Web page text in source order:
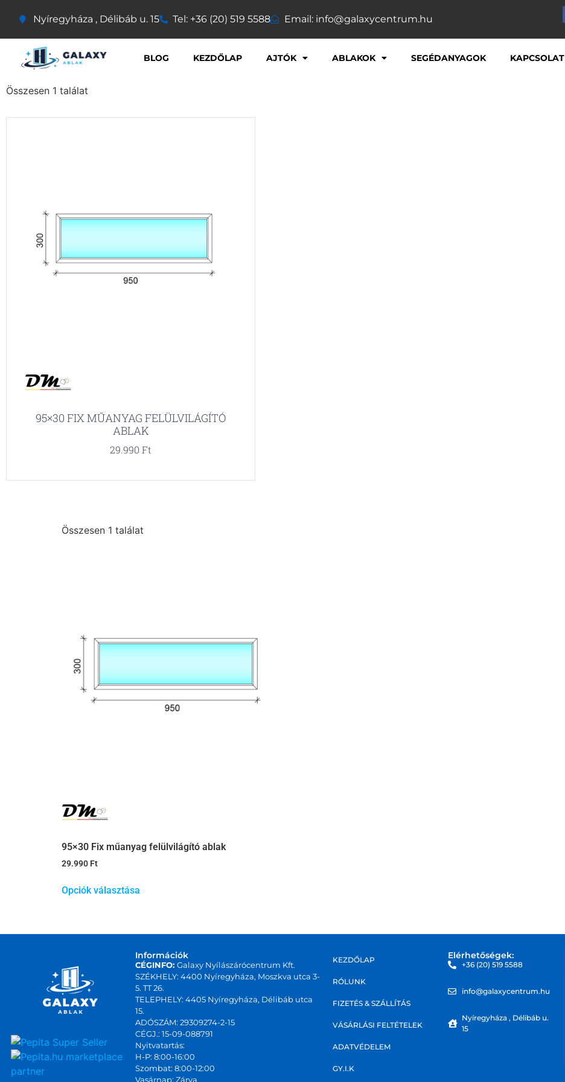
Nyíregyháza , Délibáb u. 15 Tel: +36 (20) 519 5588 Email: info@galaxycentrum.hu
BLOG KEZDŐLAP AJTÓK ABLAKOK SEGÉDANYAGOK KAPCSOLAT
Összesen 1 találat
95×30 FIX MŰANYAG FELÜLVILÁGÍTÓ
ABLAK
29.990Ft
Összesen 1 találat
95×30 Fix műanyag felülvilágító ablak
29.990 Ft
Opciók választása
marketplace
partner
Információk
CÉGINFO:Galaxy Nyílászárócentrum Kft.
SZÉKHELY: 4400 Nyíregyháza, Moszkva utca 3-
5. TT 26.
TELEPHELY: 4405 Nyíregyháza, Délibáb utca
15.
ADÓSZÁM: 29309274-2-15
CÉGJ.: 15-09-088791
Nyitvatartás:
H-P: 8:00-16:00
Szombat: 8:00-12:00
Vasárnap: Zárva
KEZDŐLAP
RÓLUNK
FIZETÉS & SZÁLLÍTÁS
VÁSÁRLÁSI FELTÉTELEK
ADATVÉDELEM
GY.I.K
Elérhetőségek:
+36 (20) 519 5588
info@galaxycentrum.hu
Nyíregyháza , Délibáb u.
15